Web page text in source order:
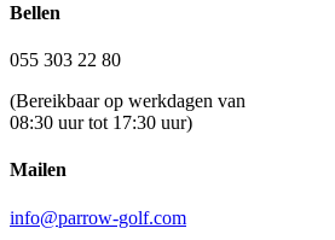
Bellen
055 303 22 80
(Bereikbaar op werkdagen van
08:30 uur tot 17:30 uur)
Mailen
info@parrow-golf.com